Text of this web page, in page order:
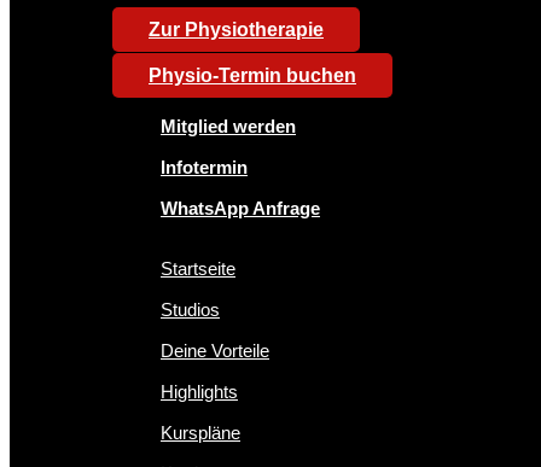
Zur Physiotherapie
Physio-Termin buchen
Mitglied werden
Infotermin
WhatsApp Anfrage
Startseite
Studios
Deine Vorteile
Highlights
Kurspläne